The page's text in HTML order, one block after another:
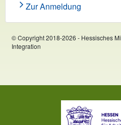
Zur Anmeldung
© Copyright 2018-2026 - Hessisches
Integration